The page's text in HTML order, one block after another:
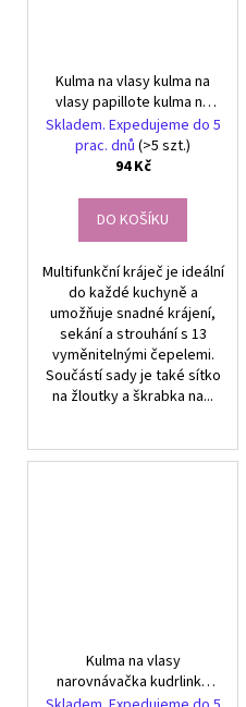
Kulma na vlasy kulma na
vlasy papillote kulma na
vlasy s elastickou sponou
Skladem. Expedujeme do 5
prac. dnů (>5 szt.)
94 Kč
DO KOŠÍKU
Multifunkční kráječ je ideální
do každé kuchyně a
umožňuje snadné krájení,
sekání a strouhání s 13
vyměnitelnými čepelemi.
Součástí sady je také sítko
na žloutky a škrabka na...
Kulma na vlasy
narovnávačka kudrlinky
powerbank usb